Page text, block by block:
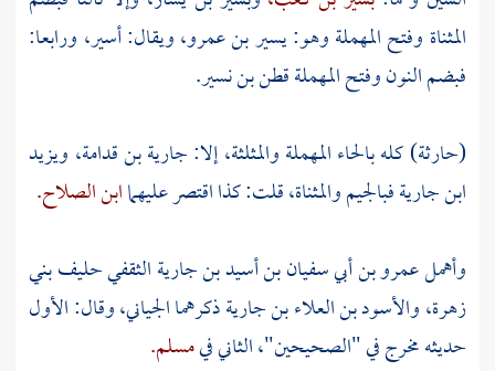
المثناة وفتح المهملة وهو:يسير بن عمرو،ويقال:أسير، ورابعا:
فبضم النون وفتح المهملةقطن بن نسير.
(حارثة) كله بالحاء المهملة والمثلثة، إلا:جارية بن قدامة، ويزيد
ابن جاريةفبالجيم والمثناة، قلت: كذا اقتصر عليهماابن الصلاح.
وأهملعمرو بن أبي سفيان بن أسيد بن جارية الثقفيحليفبني
زهرة،والأسود بن العلاء بن جاريةذكرهماالجياني،وقال: الأول
حديثه مخرج في "الصحيحين"، الثاني فيمسلم.